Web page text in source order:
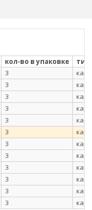
кол-во в упаковке тип
3
3
3
3
3
3
3
3
3
3
3
3